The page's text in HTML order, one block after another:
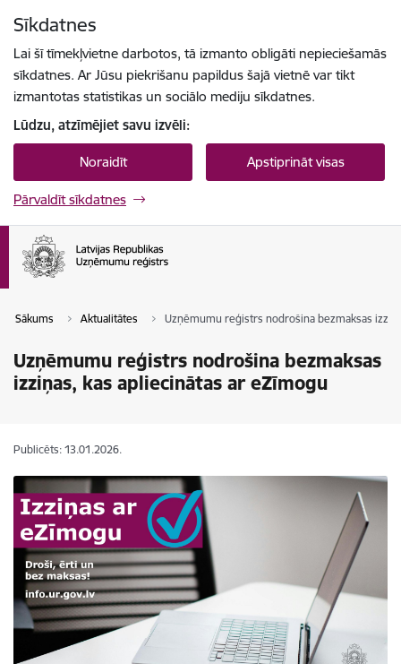
Sīkdatnes
Lai šī tīmekļvietne darbotos, tā izmanto obligāti nepieciešamās
sīkdatnes. Ar Jūsu piekrišanu papildus šajā vietnē var tikt
izmantotas statistikas un sociālo mediju sīkdatnes.
Lūdzu, atzīmējiet savu izvēli:
Noraidīt Apstiprināt visas
Pārvaldīt sīkdatnes
Sākums Aktualitātes Uzņēmumu reģistrs nodrošina bezmaksas
Uzņēmumu reģistrs nodrošina bezmaksas
izziņas, kas apliecinātas ar eZīmogu
Publicēts: 13.01.2026.